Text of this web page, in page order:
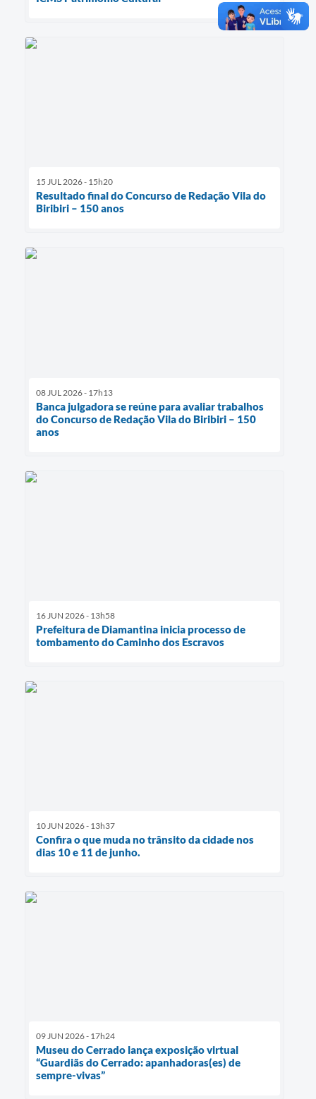
15 JUL 2026 - 15h20
Resultado final do Concurso de Redação Vila do
Biribiri – 150 anos
08 JUL 2026 - 17h13
Banca julgadora se reúne para avaliar trabalhos
do Concurso de Redação Vila do Biribiri – 150
anos
16 JUN 2026 - 13h58
Prefeitura de Diamantina inicia processo de
tombamento do Caminho dos Escravos
10 JUN 2026 - 13h37
Confira o que muda no trânsito da cidade nos
dias 10 e 11 de junho.
09 JUN 2026 - 17h24
Museu do Cerrado lança exposição virtual
“Guardiãs do Cerrado: apanhadoras(es) de
sempre-vivas”